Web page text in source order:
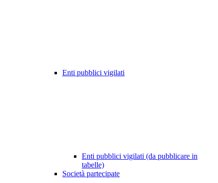
Enti pubblici vigilati
Enti pubblici vigilati (da pubblicare in
tabelle)
Società partecipate